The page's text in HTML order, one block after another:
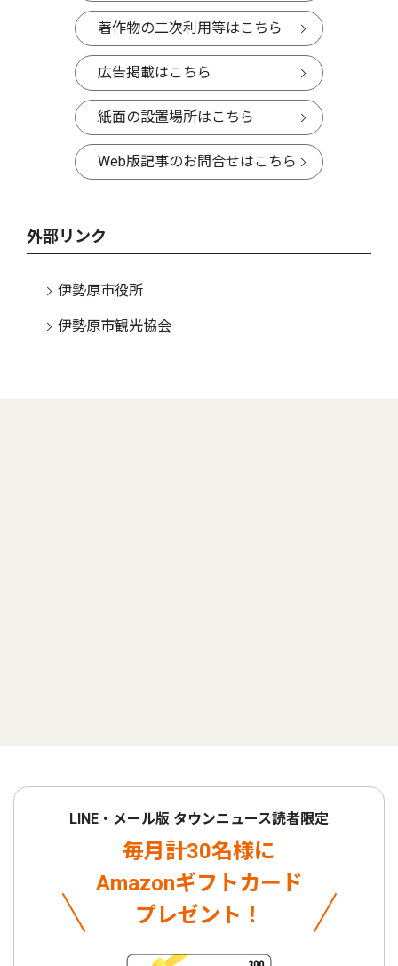
著作物の二次利用等はこちら
広告掲載はこちら
紙面の設置場所はこちら
Web版記事のお問合せはこちら
外部リンク
伊勢原市役所
伊勢原市観光協会
LINE・メール版 タウンニュース読者限定
毎月計30名様に
Amazonギフトカード
プレゼント！